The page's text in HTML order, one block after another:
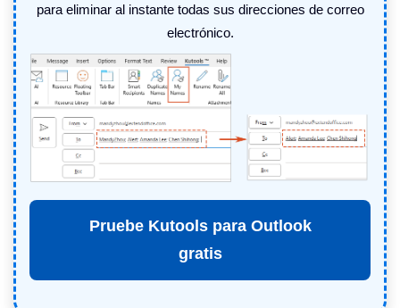
para eliminar al instante todas sus direcciones de correo
electrónico.
Pruebe Kutools para Outlook
gratis